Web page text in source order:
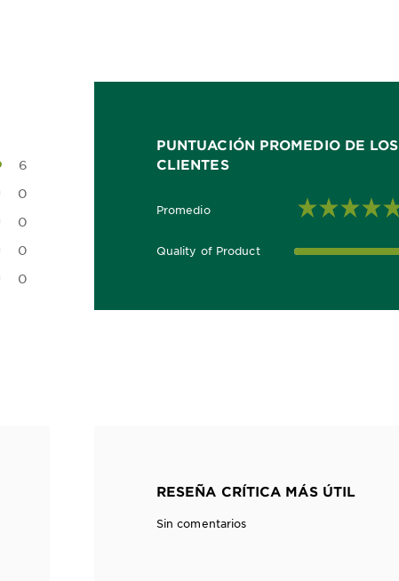
6
0
0
0
0
PUNTUACIÓN PROMEDIO DE LOS
CLIENTES
Promedio
5.0 out of 5 stars
Quality of Product
5.0 out of 5 stars
RESEÑA CRÍTICA MÁS ÚTIL
Sin comentarios